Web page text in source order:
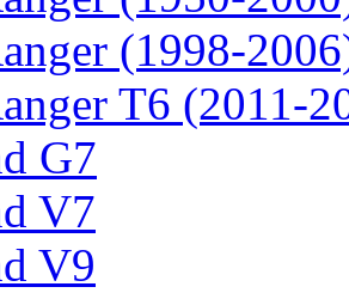
(1998-
T6 (2011-
G7
V7
V9